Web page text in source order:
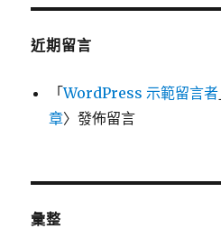
近期留言
「WordPress 示範留言者
章〉發佈留言
彙整